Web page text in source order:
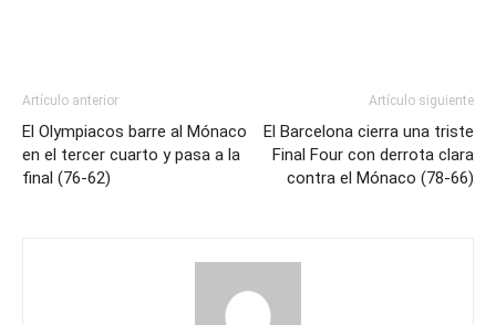
Artículo anterior
El Olympiacos barre al Mónaco
en el tercer cuarto y pasa a la
final (76-62)
Artículo siguiente
El Barcelona cierra una triste
Final Four con derrota clara
contra el Mónaco (78-66)